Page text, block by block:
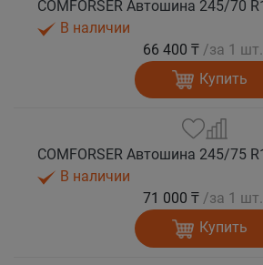
В наличии
66 400 ₸ /за 1 шт.
Купить
В наличии
71 000 ₸ /за 1 шт.
Купить